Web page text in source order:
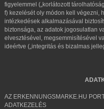
figyelemmel („korlátozott
f) kezelését oly módon kell végezni,
intézkedések alkalmazásával
biztonsága, az adatok jogosulatlan
elvesztésével, megsemmisítésével
ideértve („integritás és bizalmas
AZ ERKENNUNGSMARKE.HU
ADATKEZELÉS